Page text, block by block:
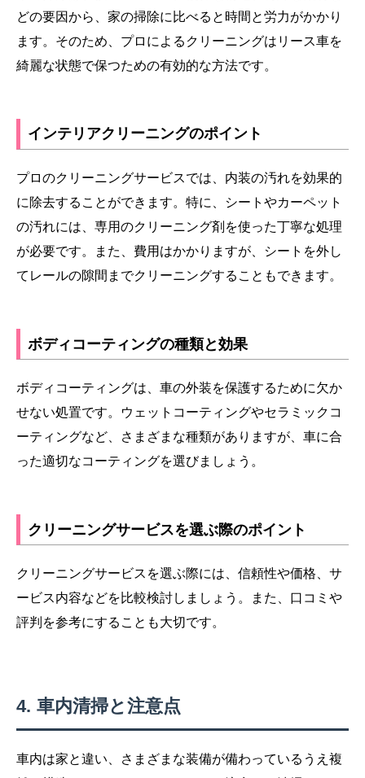
どの要因から、家の掃除に比べると時間と労力がかかり
ます。そのため、プロによるクリーニングはリース車を
綺麗な状態で保つための有効的な方法です。
インテリアクリーニングのポイント
プロのクリーニングサービスでは、内装の汚れを効果的
に除去することができます。特に、シートやカーペット
の汚れには、専用のクリーニング剤を使った丁寧な処理
が必要です。また、費用はかかりますが、シートを外し
てレールの隙間までクリーニングすることもできます。
ボディコーティングの種類と効果
ボディコーティングは、車の外装を保護するために欠か
せない処置です。ウェットコーティングやセラミックコ
ーティングなど、さまざまな種類がありますが、車に合
った適切なコーティングを選びましょう。
クリーニングサービスを選ぶ際のポイント
クリーニングサービスを選ぶ際には、信頼性や価格、サ
ービス内容などを比較検討しましょう。また、口コミや
評判を参考にすることも大切です。
車内清掃と注意点
車内は家と違い、さまざまな装備が備わっているうえ複